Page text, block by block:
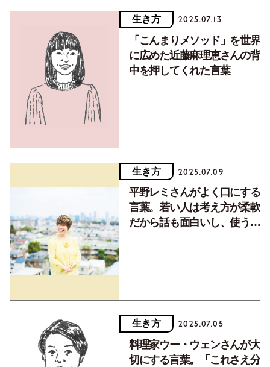
生き方 2025.07.13
「こんまりメソッド」を世界
に広めた近藤麻理恵さんの背
中を押してくれた言葉
生き方 2025.07.09
平野レミさんがよく口にする
言葉。若い人は考え方が柔軟
だから話も面白いし、使う言
生き方 2025.07.05
料理家ウー・ウェンさんが大
切にする言葉。「これさえ分